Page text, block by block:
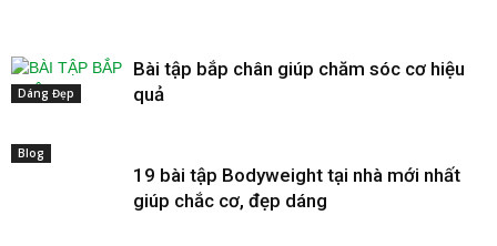
Dáng Đẹp
Bài tập bắp chân giúp chăm sóc cơ hiệu
quả
Blog
19 bài tập Bodyweight tại nhà mới nhất
giúp chắc cơ, đẹp dáng